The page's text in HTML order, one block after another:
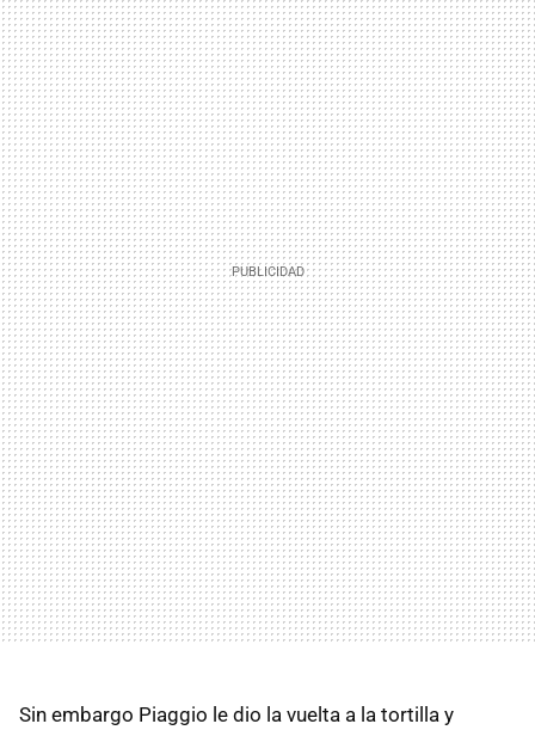
Sin embargo Piaggio le dio la vuelta a la tortilla y